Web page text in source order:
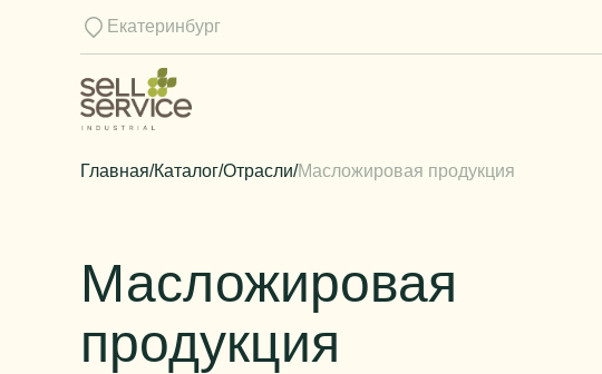
Екатеринбург
Главная/Каталог/Отрасли/Масложировая продукция
Масложировая
продукция